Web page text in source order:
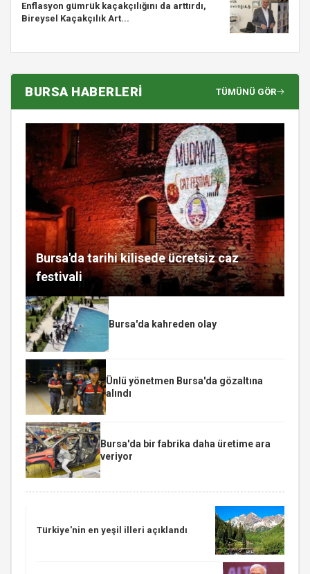
Enflasyon gümrük kaçakçılığını da arttırdı,
Bireysel Kaçakçılık Art...
BURSA HABERLERİ TÜMÜNÜ GÖR
Bursa'da tarihi kilisede ücretsiz caz
festivali
Bursa'da kahreden olay
Ünlü yönetmen Bursa'da gözaltına
alındı
Bursa'da bir fabrika daha üretime ara
veriyor
Türkiye'nin en yeşil illeri açıklandı